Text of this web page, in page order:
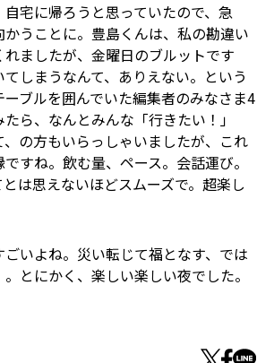
宅に帰ろうと思っていたので、急
うことに。豊島くんは、私の勘違い
ましたが、金曜日のブルットです
しまうなんて、ありえない。という
ブルを囲んでいた編集者のみなさま4
ら、なんとみんな「行きたい！」
、の方もいらっしゃいましたが、これ
すね。飲む量、ペース。会話運び。
は思えないほどスムーズで。超楽し
いよね。災い転じて福となす、では
とにかく、楽しい楽しい夜でした。